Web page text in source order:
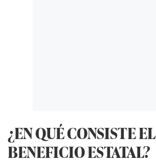
¿EN QUÉ CONSISTE EL
BENEFICIO ESTATAL?